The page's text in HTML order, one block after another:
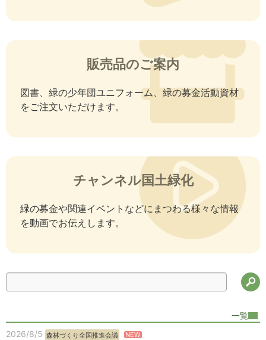
販売品のご案内
図書、緑の少年団ユニフォーム、緑の募金活動資材
をご注文いただけます。
チャンネル国土緑化
緑の募金や関連イベントなどにまつわる様々な情報
を動画でお伝えします。
検
一覧
2026/8/5 森林づくり全国推進会議 NEW